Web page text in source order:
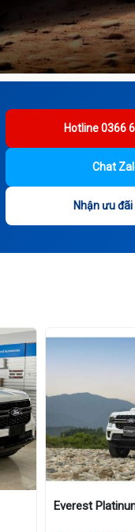
Hotline 0366
Chat
Nhận ưu
Everest